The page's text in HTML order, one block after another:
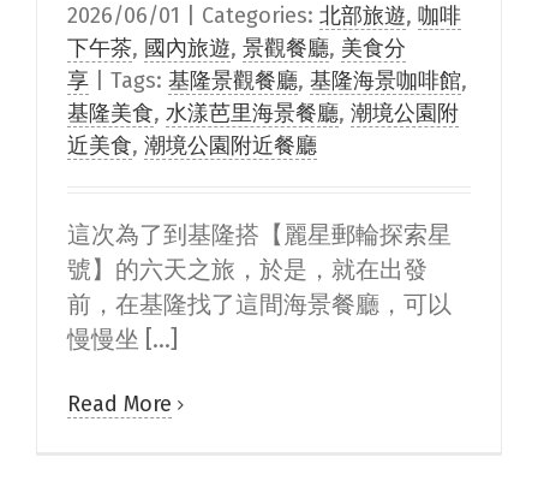
2026/06/01 Categories: 北部旅遊, 咖啡
下午茶, 國內旅遊, 景觀餐廳, 美食分
享
Tags: 基隆景觀餐廳, 基隆海景咖啡館,
基隆美食, 水漾芭里海景餐廳, 潮境公園附
近美食, 潮境公園附近餐廳
這次為了到基隆搭【麗星郵輪探索星
號】的六天之旅，於是，就在出發
前，在基隆找了這間海景餐廳，可以
慢慢坐 [...]
Read More